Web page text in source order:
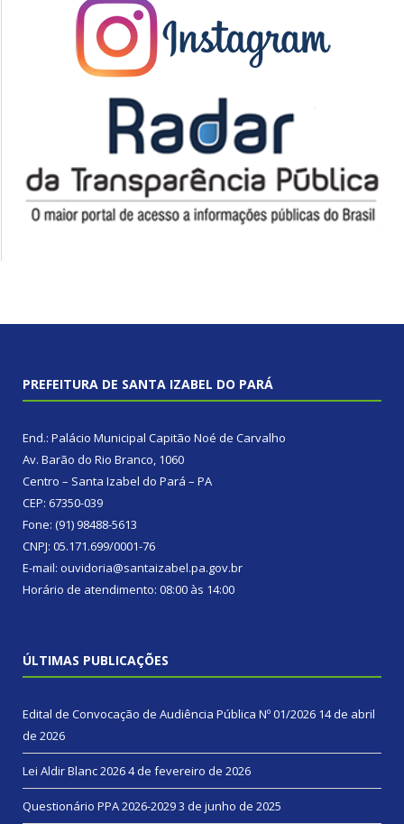
PREFEITURA DE SANTA IZABEL DO PARÁ
End.: Palácio Municipal Capitão Noé de Carvalho
Av. Barão do Rio Branco, 1060
Centro – Santa Izabel do Pará – PA
CEP: 67350-039
Fone: (91) 98488-5613
CNPJ: 05.171.699/0001-76
E-mail: ouvidoria@santaizabel.pa.gov.br
Horário de atendimento: 08:00 às 14:00
ÚLTIMAS PUBLICAÇÕES
Edital de Convocação de Audiência Pública Nº 01/2026 14 de abril
de 2026
Lei Aldir Blanc 20264 de fevereiro de 2026
Questionário PPA 2026-20293 de junho de 2025